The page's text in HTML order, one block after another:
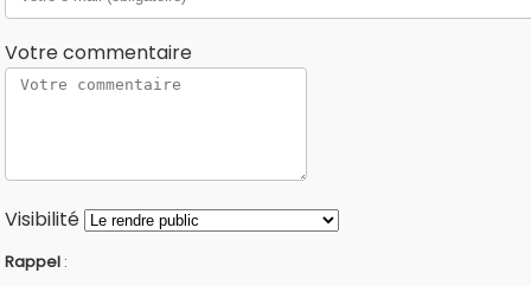
Votre commentaire
Visibilité
Rappel :